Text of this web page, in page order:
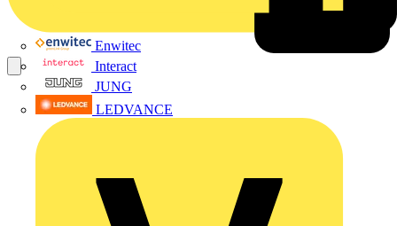
Enwitec
Interact
JUNG
LEDVANCE